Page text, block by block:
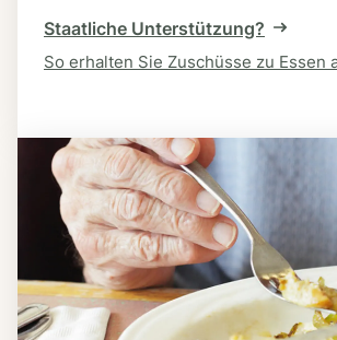
Staatliche Unterstützung?
So erhalten Sie Zuschüsse zu Essen